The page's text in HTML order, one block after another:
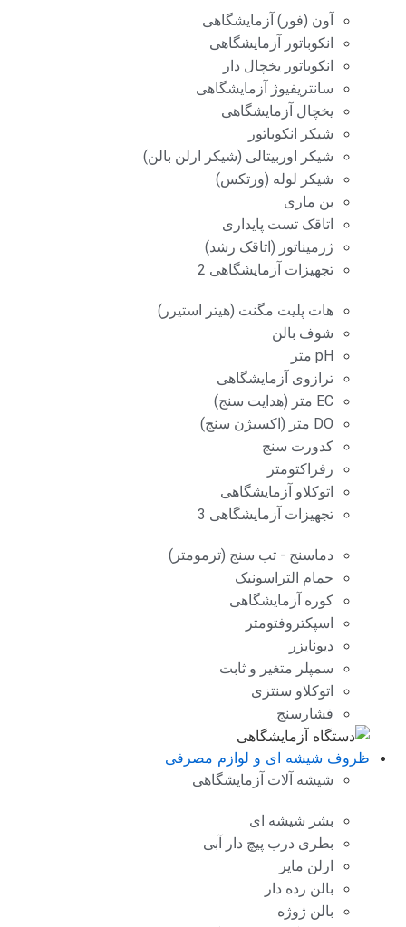
آون (فور) آزمایشگاهی
انکوباتور آزمایشگاهی
انکوباتور یخچال دار
سانتریفیوژ آزمایشگاهی
یخچال آزمایشگاهی
شیکر انکوباتور
شیکر اوربیتالی (شیکر ارلن بالن)
شیکر لوله (ورتکس)
بن ماری
اتاقک تست پایداری
ژرمیناتور (اتاقک رشد)
تجهیزات آزمایشگاهی 2
هات پلیت مگنت (هیتر استیرر)
شوف بالن
pH متر
ترازوی آزمایشگاهی
EC متر (هدایت سنج)
DO متر (اکسیژن سنج)
کدورت سنج
رفراکتومتر
اتوکلاو آزمایشگاهی
تجهیزات آزمایشگاهی 3
دماسنج - تب سنج (ترمومتر)
حمام التراسونیک
کوره آزمایشگاهی
اسپکتروفتومتر
دیونایزر
سمپلر متغیر و ثابت
اتوکلاو سنتزی
فشارسنج
ظروف شیشه ای و لوازم مصرفی
شیشه آلات آزمایشگاهی
بشر شیشه ای
بطری درب پیچ دار آبی
ارلن مایر
بالن رده دار
بالن ژوژه